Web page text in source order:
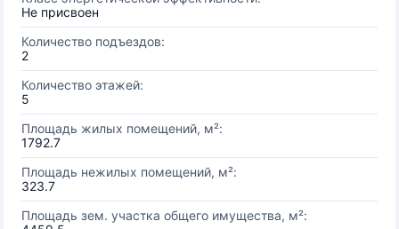
Не присвоен
Количество подъездов:
2
Количество этажей:
5
Площадь жилых помещений, м²:
1792.7
Площадь нежилых помещений, м²:
323.7
Площадь зем. участка общего имущества, м²: